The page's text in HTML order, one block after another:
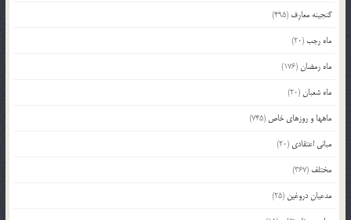
گنجینه معارف (495)
ماه رجب(20)
ماه رمضان(176)
ماه شعبان(20)
ماهها و روزهای خاص (745)
مبانی اعتقادی (20)
مختلف (367)
مدعیان دروغین (25)